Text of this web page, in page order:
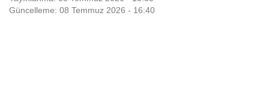
Güncelleme: 08 Temmuz 2026 - 16:40